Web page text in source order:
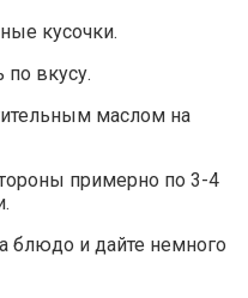
кусочки.
по вкусу.
маслом на
примерно по 3-4
блюдо и дайте немного